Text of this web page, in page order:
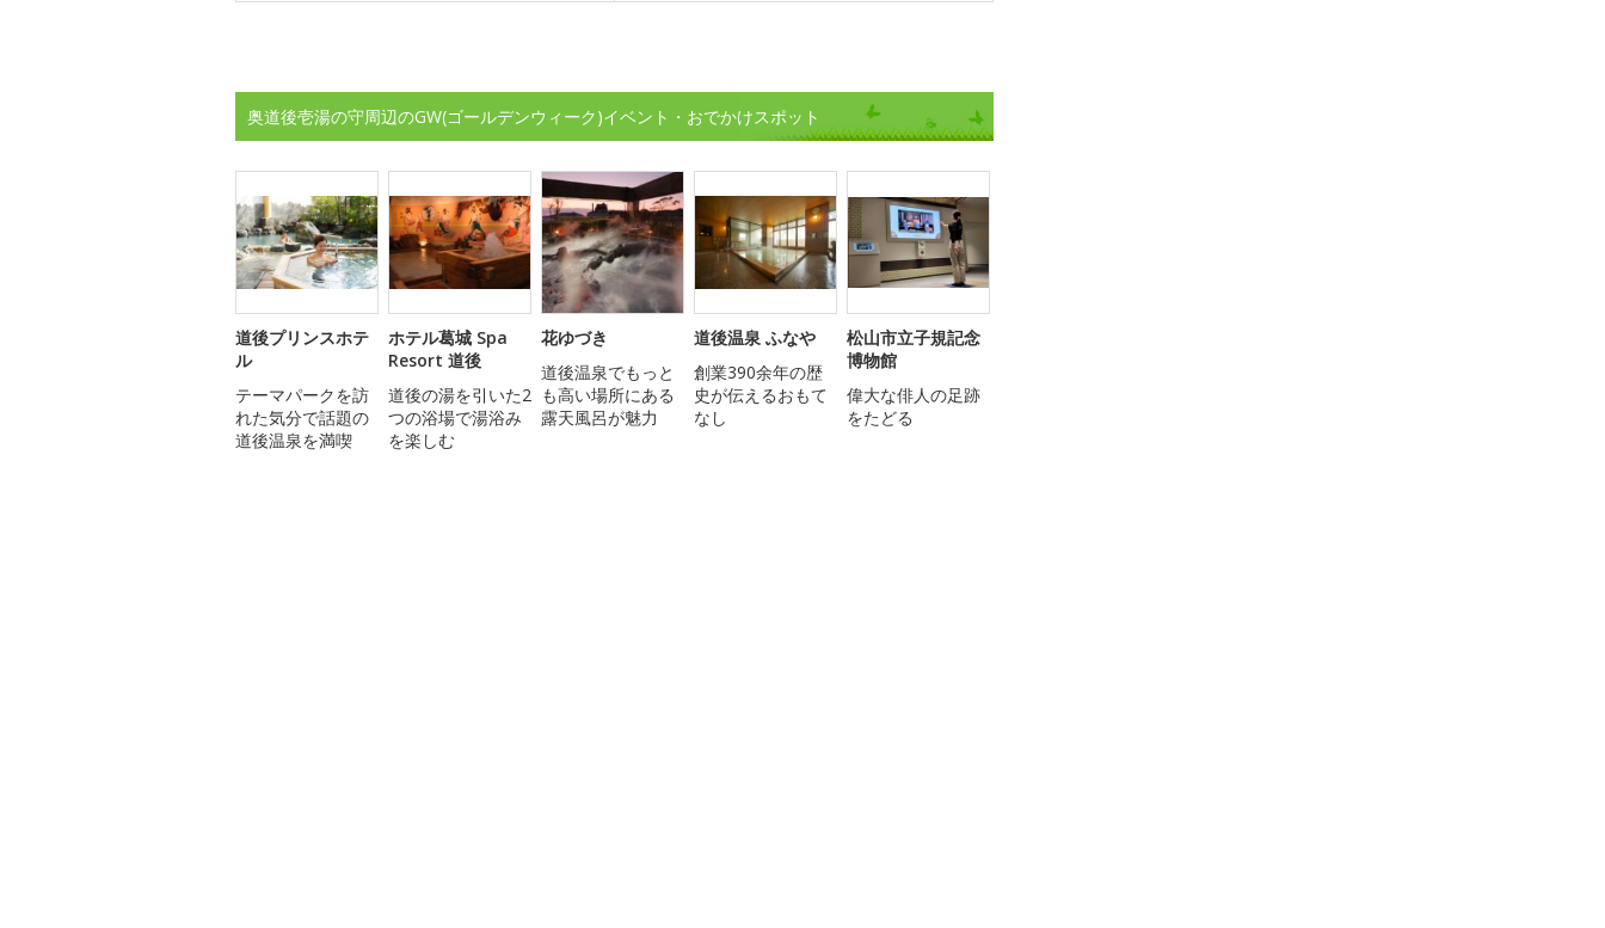
奥道後壱湯の守周辺のGW(ゴールデンウィーク)イベント・おでかけスポット
道後プリンスホテ
ル
テーマパークを訪
れた気分で話題の
道後温泉を満喫
ホテル葛城 Spa
Resort 道後
道後の湯を引いた2
つの浴場で湯浴み
を楽しむ
花ゆづき
道後温泉でもっと
も高い場所にある
露天風呂が魅力
道後温泉 ふなや
創業390余年の歴
史が伝えるおもて
なし
松山市立子規記念
博物館
偉大な俳人の足跡
をたどる